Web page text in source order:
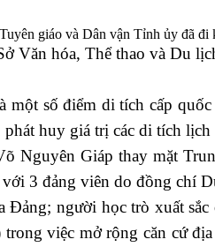
giáo và Dân vận Tỉnh ủy đã đi
Văn hóa, Thể thao và Du
số điểm di tích cấp
huy giá trị các di tích lịch
Nguyên Giáp thay mặt
3 đảng viên do đồng chí
Đảng; người học trò xuất
việc mở rộng căn cứ